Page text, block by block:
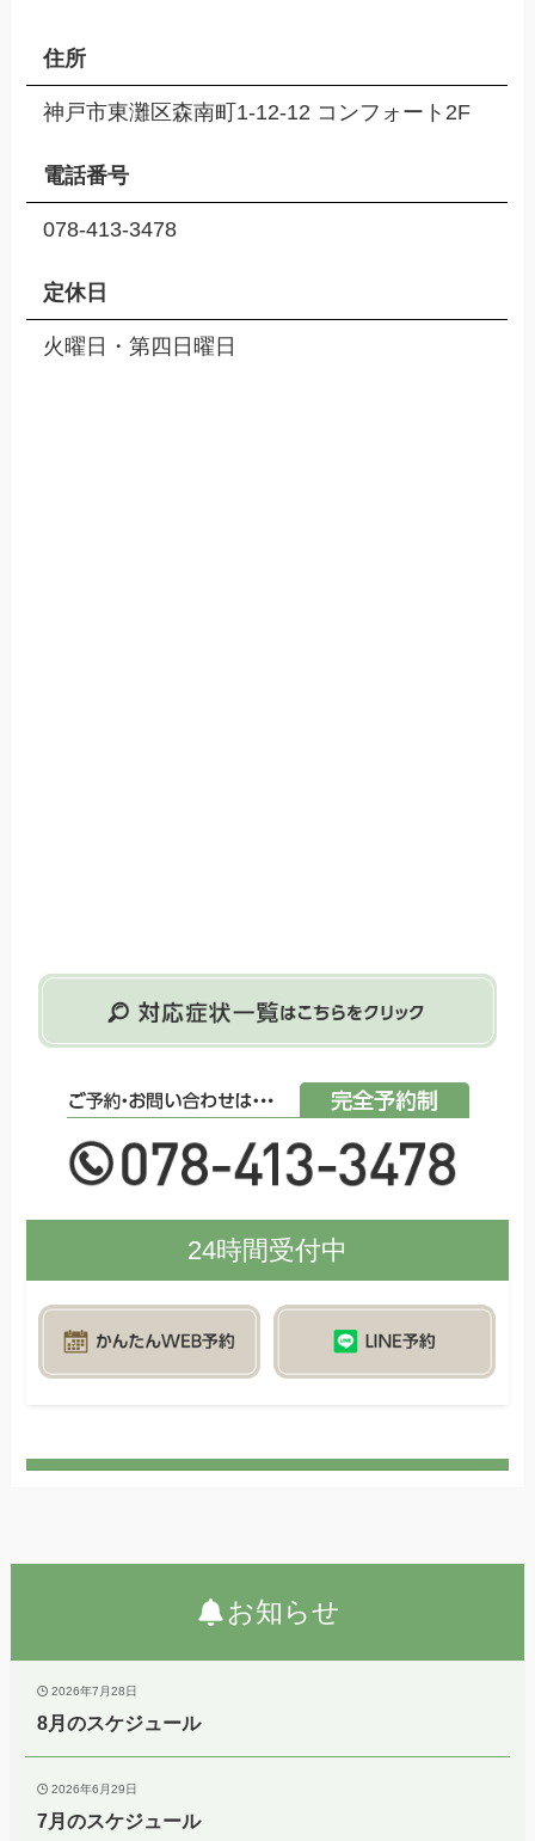
住所
神戸市東灘区森南町1-12-12 コンフォート2F
電話番号
078-413-3478
定休日
火曜日・第四日曜日
24時間受付中
お知らせ
2026年7月28日
8月のスケジュール
2026年6月29日
7月のスケジュール